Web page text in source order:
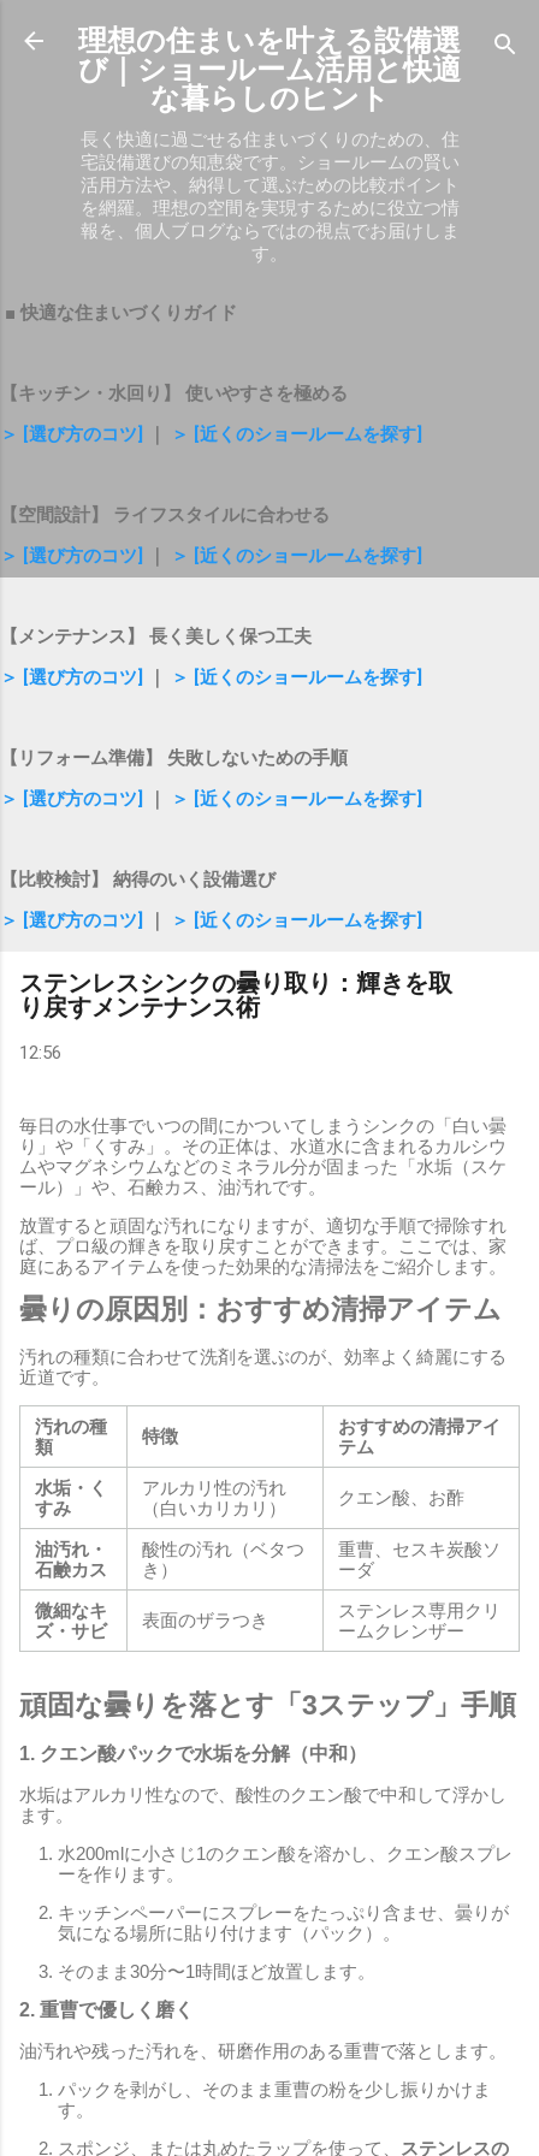
スキップしてメイン コンテンツに移動
理想の住まいを叶える設備選
び｜ショールーム活用と快適
な暮らしのヒント
長く快適に過ごせる住まいづくりのための、住
宅設備選びの知恵袋です。ショールームの賢い
活用方法や、納得して選ぶための比較ポイント
を網羅。理想の空間を実現するために役立つ情
報を、個人ブログならではの視点でお届けしま
す。
■ 快適な住まいづくりガイド
【キッチン・水回り】 使いやすさを極める
＞ [選び方のコツ]
＞ [近くのショールームを探す]
【空間設計】 ライフスタイルに合わせる
＞ [選び方のコツ]
＞ [近くのショールームを探す]
【メンテナンス】 長く美しく保つ工夫
＞ [選び方のコツ]
＞ [近くのショールームを探す]
【リフォーム準備】 失敗しないための手順
＞ [選び方のコツ]
＞ [近くのショールームを探す]
【比較検討】 納得のいく設備選び
＞ [選び方のコツ]
＞ [近くのショールームを探す]
ステンレスシンクの曇り取り：輝きを取
り戻すメンテナンス術
12:56
毎日の水仕事でいつの間にかついてしまうシンクの「白い曇
り」や「くすみ」。その正体は、水道水に含まれるカルシウ
ムやマグネシウムなどのミネラル分が固まった「水垢（スケ
ール）」や、石鹸カス、油汚れです。
放置すると頑固な汚れになりますが、適切な手順で掃除すれ
ば、プロ級の輝きを取り戻すことができます。ここでは、家
庭にあるアイテムを使った効果的な清掃法をご紹介します。
曇りの原因別：おすすめ清掃アイテム
汚れの種類に合わせて洗剤を選ぶのが、効率よく綺麗にする
近道です。
汚れの種
類
特徴
おすすめの清掃アイ
テム
水垢・く
すみ
アルカリ性の汚れ
（白いカリカリ）
クエン酸、お酢
油汚れ・
石鹸カス
酸性の汚れ（ベタつ
き）
重曹、セスキ炭酸ソ
ーダ
微細なキ
ズ・サビ
表面のザラつき
ステンレス専用クリ
ームクレンザー
頑固な曇りを落とす「3ステップ」手順
1. クエン酸パックで水垢を分解（中和）
水垢はアルカリ性なので、酸性のクエン酸で中和して浮かし
ます。
水200mlに小さじ1のクエン酸を溶かし、クエン酸スプレ
ーを作ります。
キッチンペーパーにスプレーをたっぷり含ませ、曇りが
気になる場所に貼り付けます（パック）。
そのまま30分〜1時間ほど放置します。
2. 重曹で優しく磨く
油汚れや残った汚れを、研磨作用のある重曹で落とします。
パックを剥がし、そのまま重曹の粉を少し振りかけま
す。
スポンジ、または丸めたラップを使って、
ステンレスの